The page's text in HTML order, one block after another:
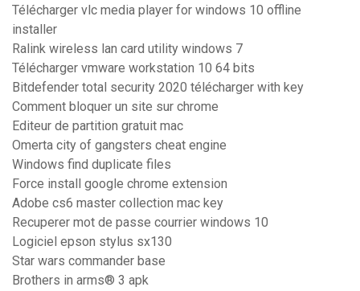
Télécharger vlc media player for windows 10 offline
installer
Ralink wireless lan card utility windows 7
Télécharger vmware workstation 10 64 bits
Bitdefender total security 2020 télécharger with key
Comment bloquer un site sur chrome
Editeur de partition gratuit mac
Omerta city of gangsters cheat engine
Windows find duplicate files
Force install google chrome extension
Adobe cs6 master collection mac key
Recuperer mot de passe courrier windows 10
Logiciel epson stylus sx130
Star wars commander base
Brothers in arms® 3 apk